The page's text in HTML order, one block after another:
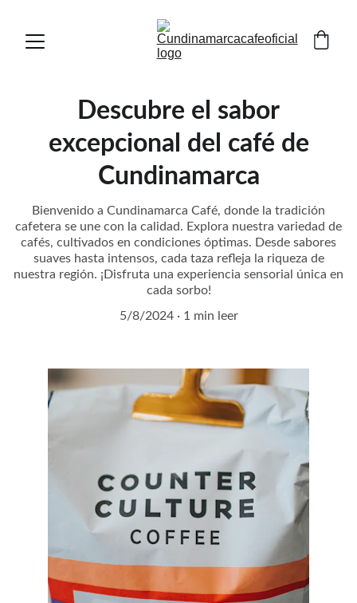
Descubre el sabor
excepcional del café de
Cundinamarca
Bienvenido a Cundinamarca Café, donde la tradición
cafetera se une con la calidad. Explora nuestra variedad de
cafés, cultivados en condiciones óptimas. Desde sabores
suaves hasta intensos, cada taza refleja la riqueza de
nuestra región. ¡Disfruta una experiencia sensorial única en
cada sorbo!
5/8/2024
1 min leer